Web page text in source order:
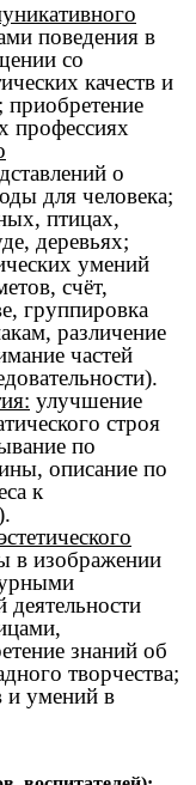
поведения в
со
качеств и
приобретение
профессиях
о
для человека;
птицах,
деревьях;
умений
счёт,
группировка
различение
частей
улучшение
строя
по
описание по
к
в изображении
деятельности
знаний об
творчества;
и умений в